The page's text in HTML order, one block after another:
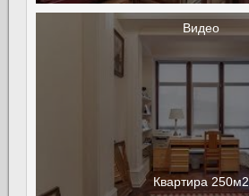
Видео
Квартира 250м2